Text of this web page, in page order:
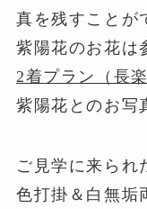
真を残すことが
紫陽花のお花は
2着プラン（長楽
紫陽花とのお写
ご見学に来られ
色打掛＆白無垢